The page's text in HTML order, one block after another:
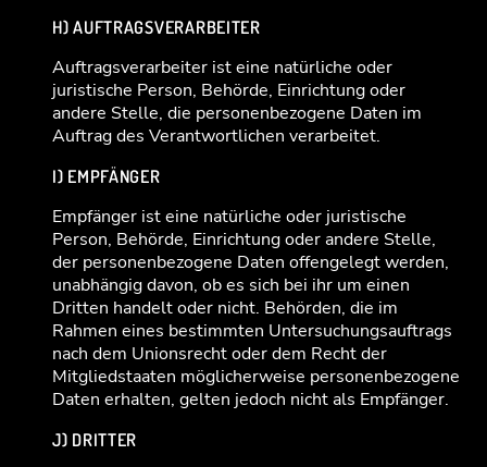
H) AUFTRAGSVERARBEITER
Auftragsverarbeiter ist eine natürliche oder
juristische Person, Behörde, Einrichtung oder
andere Stelle, die personenbezogene Daten im
Auftrag des Verantwortlichen verarbeitet.
I) EMPFÄNGER
Empfänger ist eine natürliche oder juristische
Person, Behörde, Einrichtung oder andere Stelle,
der personenbezogene Daten offengelegt werden,
unabhängig davon, ob es sich bei ihr um einen
Dritten handelt oder nicht. Behörden, die im
Rahmen eines bestimmten Untersuchungsauftrags
nach dem Unionsrecht oder dem Recht der
Mitgliedstaaten möglicherweise personenbezogene
Daten erhalten, gelten jedoch nicht als Empfänger.
J) DRITTER